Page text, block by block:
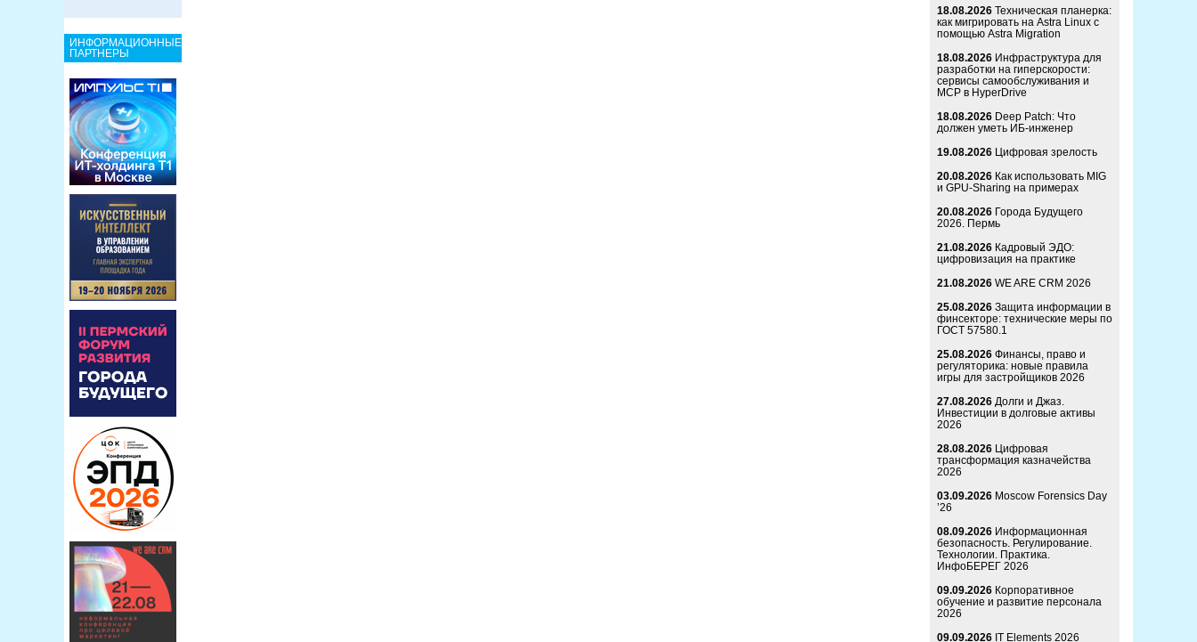
ИНФОРМАЦИОННЫЕ
ПАРТНЕРЫ
18.08.2026 Техническая планерка:
как мигрировать на Astra Linux с
помощью Astra Migration
18.08.2026 Инфраструктура для
разработки на гиперскорости:
сервисы самообслуживания и
MCP в HyperDrive
18.08.2026 Deep Patch: Что
должен уметь ИБ-инженер
19.08.2026 Цифровая зрелость
20.08.2026 Как использовать MIG
и GPU-Sharing на примерах
20.08.2026 Города Будущего
2026. Пермь
21.08.2026 Кадровый ЭДО:
цифровизация на практике
21.08.2026 WE ARE CRM 2026
25.08.2026 Защита информации в
финсекторе: технические меры по
ГОСТ 57580.1
25.08.2026 Финансы, право и
регуляторика: новые правила
игры для застройщиков 2026
27.08.2026 Долги и Джаз.
Инвестиции в долговые активы
2026
28.08.2026 Цифровая
трансформация казначейства
2026
03.09.2026 Moscow Forensics Day
’26
08.09.2026 Информационная
безопасность. Регулирование.
Технологии. Практика.
ИнфоБЕРЕГ 2026
09.09.2026 Корпоративное
обучение и развитие персонала
2026
09.09.2026 IT Elements 2026